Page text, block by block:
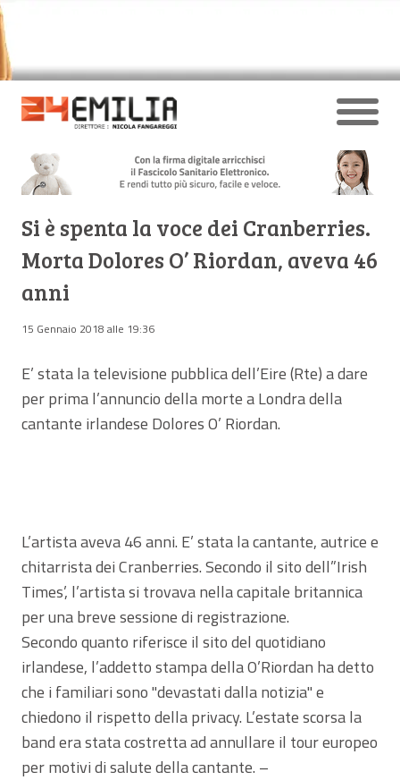
Si è spenta la voce dei Cranberries.
Morta Dolores O’ Riordan, aveva 46
anni
15 Gennaio 2018 alle 19:36
E’ stata la televisione pubblica dell’Eire (Rte) a dare
per prima l’annuncio della morte a Londra della
cantante irlandese Dolores O’ Riordan.
L’artista aveva 46 anni. E’ stata la cantante, autrice e
chitarrista dei Cranberries. Secondo il sito dell”Irish
Times’, l’artista si trovava nella capitale britannica
per una breve sessione di registrazione.
Secondo quanto riferisce il sito del quotidiano
irlandese, l’addetto stampa della O’Riordan ha detto
che i familiari sono "devastati dalla notizia" e
chiedono il rispetto della privacy. L’estate scorsa la
band era stata costretta ad annullare il tour europeo
per motivi di salute della cantante. –